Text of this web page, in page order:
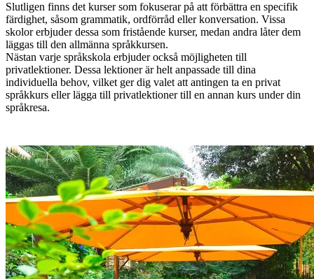
Slutligen finns det kurser som fokuserar på att förbättra en specifik
färdighet, såsom grammatik, ordförråd eller konversation. Vissa
skolor erbjuder dessa som fristående kurser, medan andra låter dem
läggas till den allmänna språkkursen.
Nästan varje språkskola erbjuder också möjligheten till
privatlektioner. Dessa lektioner är helt anpassade till dina
individuella behov, vilket ger dig valet att antingen ta en privat
språkkurs eller lägga till privatlektioner till en annan kurs under din
språkresa.